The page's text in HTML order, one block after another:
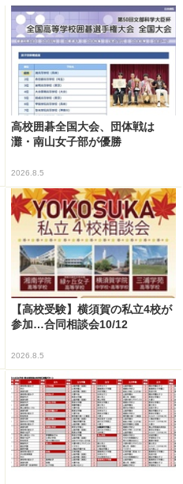
高校囲碁全国大会、団体戦は
灘・南山女子部が優勝
2026.8.5
【高校受験】横須賀の私立4校が
参加…合同相談会10/12
2026.8.5